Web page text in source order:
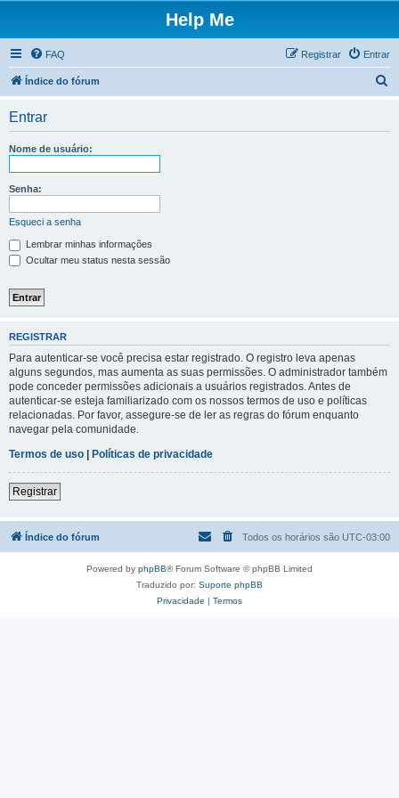
Help Me
FAQ Entrar
Registrar
Índice do fórum
Entrar
Nome de usuário:
Senha:
Esqueci a senha
Lembrar minhas informações
Ocultar meu status nesta sessão
REGISTRAR
Para autenticar-se você precisa estar registrado. O registro leva apenas
alguns segundos, mas aumenta as suas permissões. O administrador também
pode conceder permissões adicionais a usuários registrados. Antes de
autenticar-se esteja familiarizado com os nossos termos de uso e políticas
relacionadas. Por favor, assegure-se de ler as regras do fórum enquanto
navegar pela comunidade.
Termos de uso | Políticas de privacidade
Registrar
Índice do fórum Todos os horários são UTC-03:00
Powered by phpBB® Forum Software © phpBB Limited
Traduzido por: Suporte phpBB
Privacidade | Termos